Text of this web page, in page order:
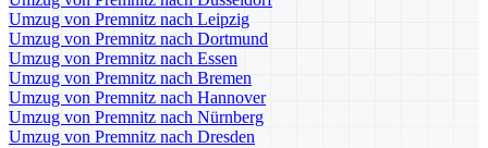
Umzug von Premnitz nach Leipzig
Umzug von Premnitz nach Dortmund
Umzug von Premnitz nach Essen
Umzug von Premnitz nach Bremen
Umzug von Premnitz nach Hannover
Umzug von Premnitz nach Nürnberg
Umzug von Premnitz nach Dresden